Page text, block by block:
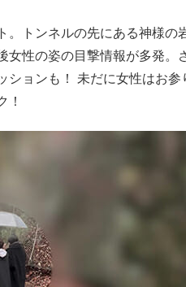
トンネルの先にある神様の
女性の姿の目撃情報が多発。
ションも！ 未だに女性はお参
！